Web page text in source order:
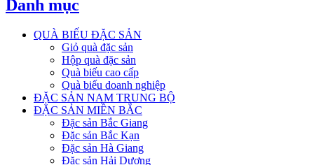
Danh mục
QUÀ BIẾU ĐẶC SẢN
Giỏ quà đặc sản
Hộp quà đặc sản
Quà biếu cao cấp
Quà biếu doanh nghiệp
ĐẶC SẢN NAM TRUNG BỘ
ĐẶC SẢN MIỀN BẮC
Đặc sản Bắc Giang
Đặc sản Bắc Kạn
Đặc sản Hà Giang
Đặc sản Hải Dương